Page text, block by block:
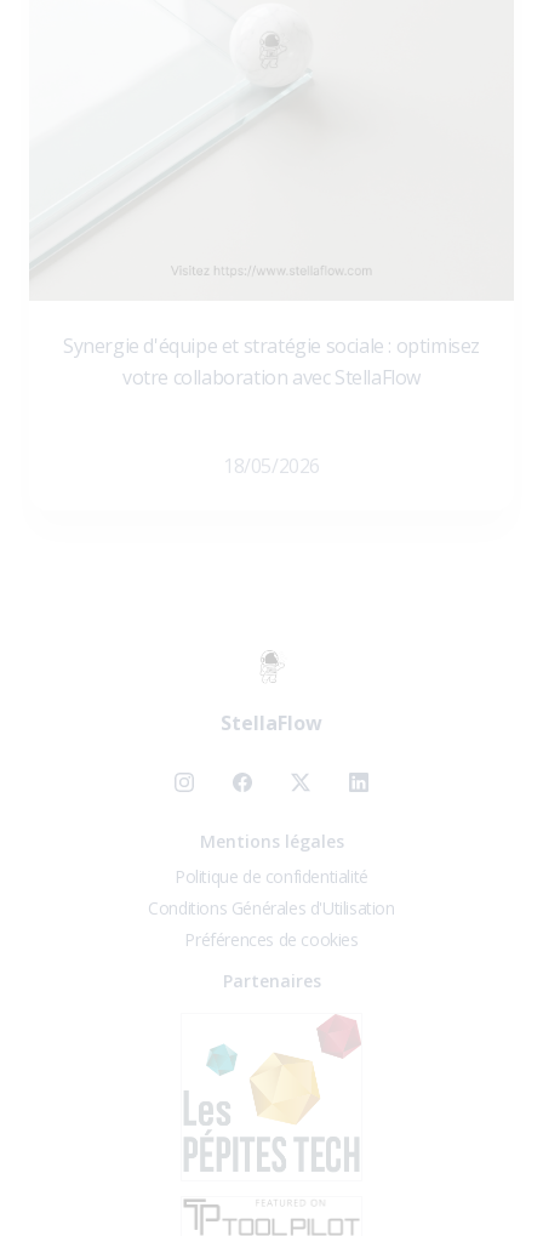
Synergie d'équipe et stratégie sociale : optimisez
votre collaboration avec StellaFlow
18/05/2026
StellaFlow
Mentions légales
Politique de confidentialité
Conditions Générales d'Utilisation
Préférences de cookies
Partenaires